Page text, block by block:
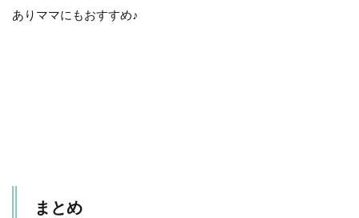
ありママにもおすすめ♪
まとめ